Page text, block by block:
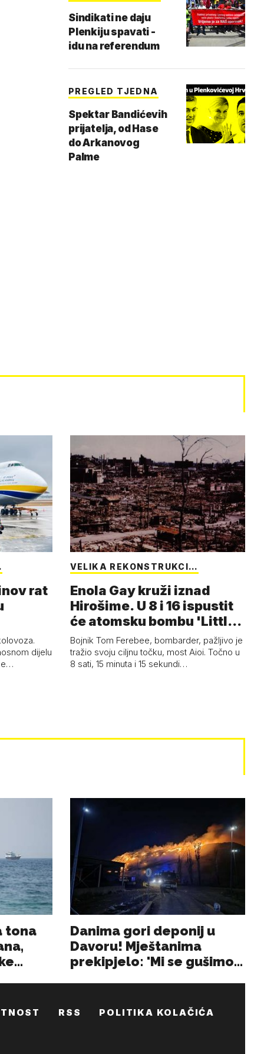
Sindikati ne daju
Plenkiju spavati -
idu na referendum
PREGLED TJEDNA
Spektar Bandićevih
prijatelja, od Hase
do Arkanovog
Palme
rat
dijelu
VELIKA REKONSTRUKCI…
Enola Gay kruži iznad
Hirošime. U 8 i 16 ispustit
će atomsku bombu 'Little
Boy'
Bojnik Tom Ferebee, bombarder, pažljivo je
tražio svoju ciljnu točku, most Aioi. Točno u
8 sati, 15 minuta i 15 sekundi…
RSS POLITIKA KOLAČIĆA